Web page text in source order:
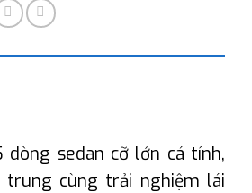
dòng sedan cỡ lớn cá tính,
trung cùng trải nghiệm lái